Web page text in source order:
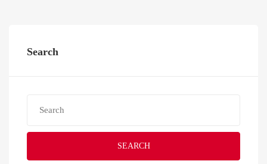
Search
SEARCH